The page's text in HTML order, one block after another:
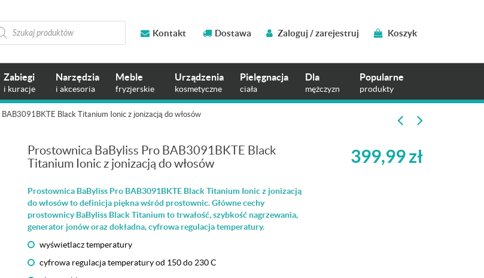
Kontakt Dostawa Zaloguj / zarejestruj Koszyk
Zabiegi
i kuracje
Narzędzia
i akcesoria
Meble
fryzjerskie
Urządzenia
kosmetyczne
Pielęgnacja
ciała
Dla
mężczyzn
Popularne
produkty
Black Titanium Ionic z jonizacją do włosów
Prostownica BaByliss Pro BAB3091BKTE Black
Titanium Ionic z jonizacją do włosów
Prostownica BaByliss Pro BAB3091BKTE Black Titanium Ionic z jonizacją
do włosów to definicja piękna wśród prostownic. Główne cechy
prostownicy BaByliss Black Titanium to trwałość, szybkość nagrzewania,
generator jonów oraz dokładna, cyfrowa regulacja temperatury.
wyświetlacz temperatury
cyfrowa regulacja temperatury od 150 do 230 C
399,99zł